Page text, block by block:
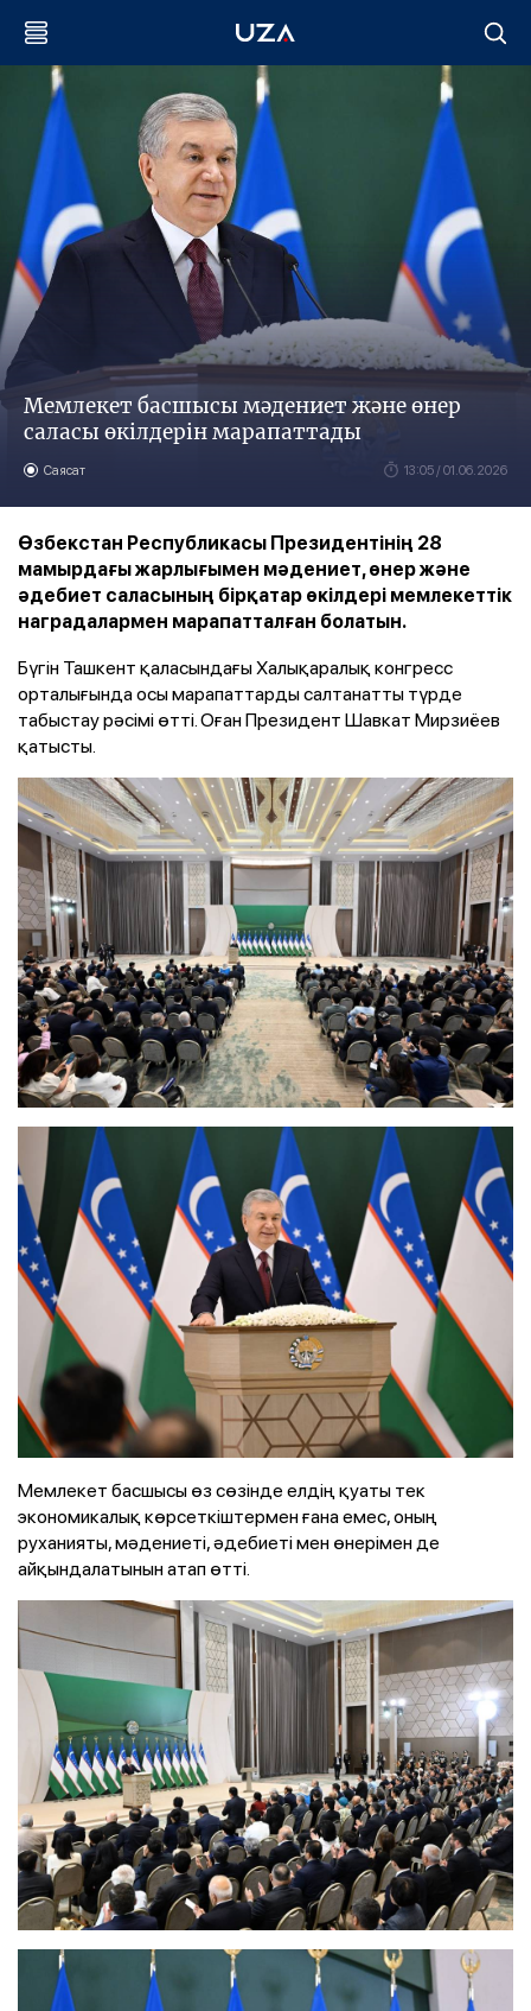
Мемлекет басшысы мәдениет және өнер
саласы өкілдерін марапаттады
Саясат 13:05 / 01.06.2026
Өзбекстан Республикасы Президентінің 28
мамырдағы жарлығымен мәдениет, өнер және
әдебиет саласының бірқатар өкілдері мемлекеттік
наградалармен марапатталған болатын.
Бүгін Ташкент қаласындағы Халықаралық конгресс
орталығында осы марапаттарды салтанатты түрде
табыстау рәсімі өтті. Оған Президент Шавкат Мирзиёев
қатысты.
Мемлекет басшысы өз сөзінде елдің қуаты тек
экономикалық көрсеткіштермен ғана емес, оның
руханияты, мәдениеті, әдебиеті мен өнерімен де
айқындалатынын атап өтті.